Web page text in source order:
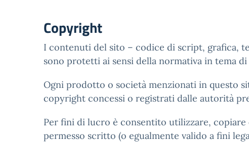
Copyright
I contenuti del sito – codice di script, grafica,
sono protetti ai sensi della normativa in tema di
Ogni prodotto o società menzionati in questo
copyright concessi o registrati dalle autorità
Per fini di lucro è consentito utilizzare,
permesso scritto (o egualmente valido a fini